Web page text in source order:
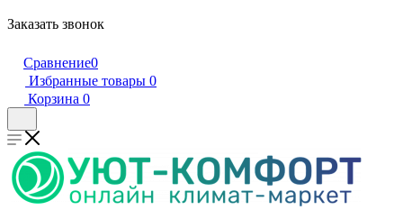
Заказать звонок
Сравнение0
Избранные товары 0
Корзина 0